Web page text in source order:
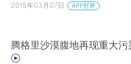
2015年03月07日 APP打开
腾格里沙漠腹地再现重大污